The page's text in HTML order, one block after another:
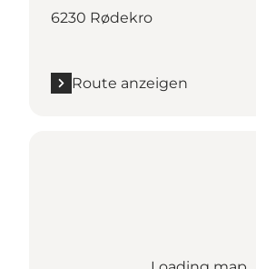
6230 Rødekro
Route anzeigen